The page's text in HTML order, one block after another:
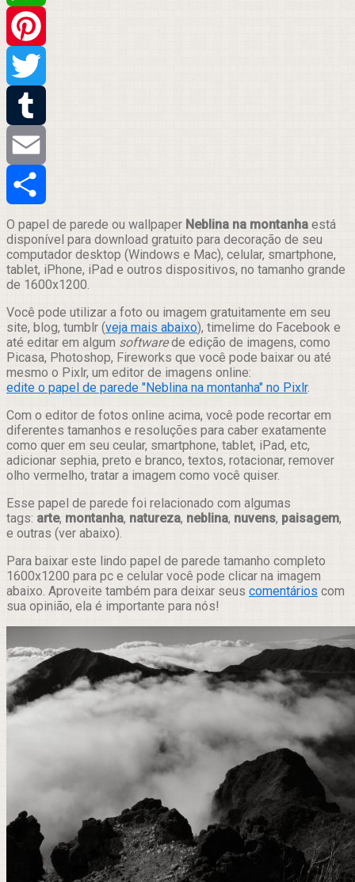
WhatsApp
Pinterest
Twitter
Tumblr
Email
Compartilhar
O papel de parede ou wallpaper Neblina na montanha está
disponível para download gratuito para decoração de seu
computador desktop (Windows e Mac), celular, smartphone,
tablet, iPhone, iPad e outros dispositivos, no tamanho grande
de 1600x1200.
Você pode utilizar a foto ou imagem gratuitamente em seu
site, blog, tumblr (veja mais abaixo), timelime do Facebook e
até editar em algum softwarede edição de imagens, como
Picasa, Photoshop, Fireworks que você pode baixar ou até
mesmo o Pixlr, um editor de imagens online:
edite o papel de parede "Neblina na montanha" no Pixlr.
Com o editor de fotos online acima, você pode recortar em
diferentes tamanhos e resoluções para caber exatamente
como quer em seu ceular, smartphone, tablet, iPad, etc,
adicionar sephia, preto e branco, textos, rotacionar, remover
olho vermelho, tratar a imagem como você quiser.
Esse papel de parede foi relacionado com algumas
tags: arte, montanha, natureza, neblina, nuvens, paisagem,
e outras (ver abaixo).
Para baixar este lindo papel de parede tamanho completo
1600x1200 para pc e celular você pode clicar na imagem
abaixo. Aproveite também para deixar seus comentários com
sua opinião, ela é importante para nós!